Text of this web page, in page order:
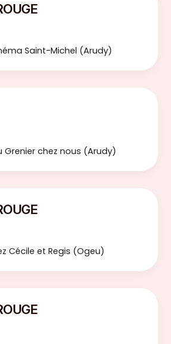
Saint-Michel (Arudy)
Grenier chez nous (Arudy)
Cécile et Regis (Ogeu)